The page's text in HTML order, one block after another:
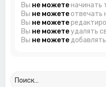
Вы не можетеначинать
Вы не можетеотвечать
Вы не можете
Вы не можетеудалять
Вы не можете